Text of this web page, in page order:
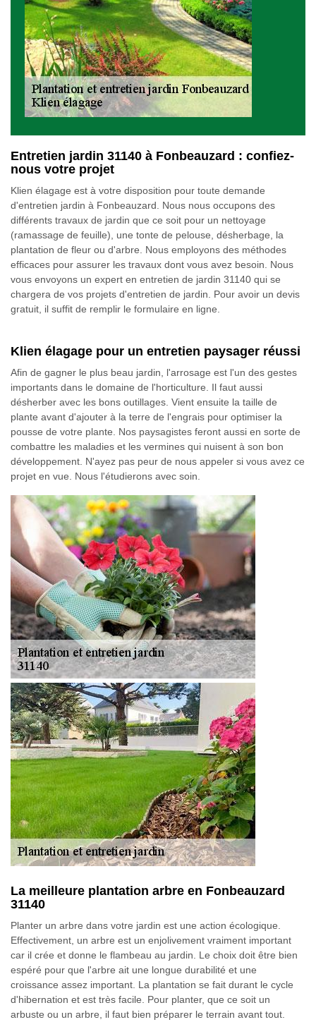
Entretien jardin 31140 à Fonbeauzard : confiez-
nous votre projet
Klien élagage est à votre disposition pour toute demande
d'entretien jardin à Fonbeauzard. Nous nous occupons des
différents travaux de jardin que ce soit pour un nettoyage
(ramassage de feuille), une tonte de pelouse, désherbage, la
plantation de fleur ou d'arbre. Nous employons des méthodes
efficaces pour assurer les travaux dont vous avez besoin. Nous
vous envoyons un expert en entretien de jardin 31140 qui se
chargera de vos projets d'entretien de jardin. Pour avoir un devis
gratuit, il suffit de remplir le formulaire en ligne.
Klien élagage pour un entretien paysager réussi
Afin de gagner le plus beau jardin, l'arrosage est l'un des gestes
importants dans le domaine de l'horticulture. Il faut aussi
désherber avec les bons outillages. Vient ensuite la taille de
plante avant d'ajouter à la terre de l'engrais pour optimiser la
pousse de votre plante. Nos paysagistes feront aussi en sorte de
combattre les maladies et les vermines qui nuisent à son bon
développement. N'ayez pas peur de nous appeler si vous avez ce
projet en vue. Nous l'étudierons avec soin.
La meilleure plantation arbre en Fonbeauzard
31140
Planter un arbre dans votre jardin est une action écologique.
Effectivement, un arbre est un enjolivement vraiment important
car il crée et donne le flambeau au jardin. Le choix doit être bien
espéré pour que l'arbre ait une longue durabilité et une
croissance assez important. La plantation se fait durant le cycle
d'hibernation et est très facile. Pour planter, que ce soit un
arbuste ou un arbre, il faut bien préparer le terrain avant tout.